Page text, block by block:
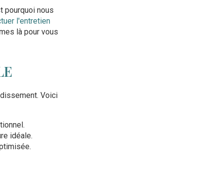
pourquoi nous
l'entretien
là pour vous
Voici
idéale.